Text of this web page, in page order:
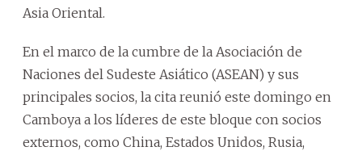
Asia Oriental.
En el marco de la cumbre de la Asociación de
Naciones del Sudeste Asiático (ASEAN) y sus
principales socios, la cita reunió este domingo en
Camboya a los líderes de este bloque con socios
externos, como China, Estados Unidos, Rusia,